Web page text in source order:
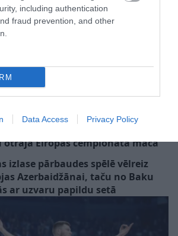
including authentication
fraud prevention, and other
Data Access Privacy Policy
seta
Pļaviņš/Fokerots turpina
turnīra pusfinālu
un LBS iestājas par Latvijas
pēc nepatīkamiem
otrajā Eiropas čempionāta mačā
izlase pārbaudes spēlē vēlreiz
Azerbaidžānai, taču no Baku
ar uzvaru papildu setā